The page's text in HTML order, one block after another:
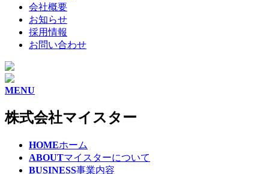
会社概要
お知らせ
採用情報
お問い合わせ
MENU
株式会社マイスター
HOMEホーム
ABOUTマイスターについて
BUSINESS事業内容